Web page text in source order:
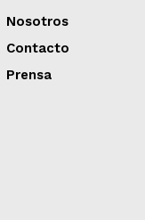
Nosotros
Contacto
Prensa